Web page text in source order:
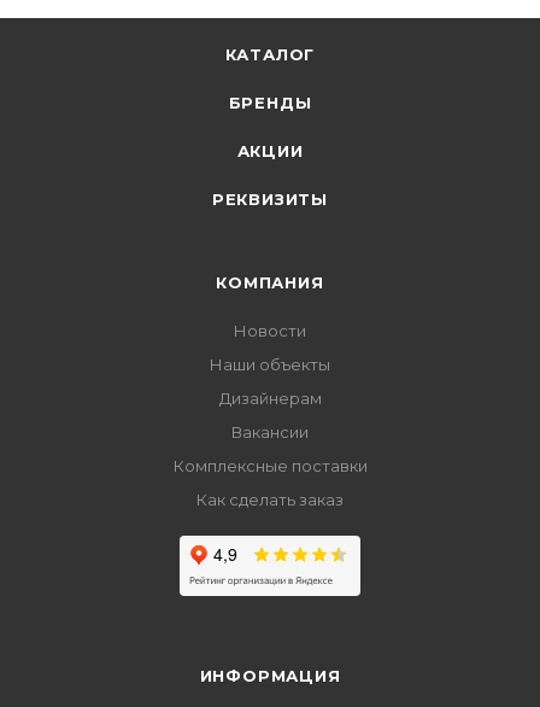
КАТАЛОГ
БРЕНДЫ
АКЦИИ
РЕКВИЗИТЫ
КОМПАНИЯ
Новости
Наши объекты
Дизайнерам
Вакансии
Комплексные поставки
Как сделать заказ
ИНФОРМАЦИЯ